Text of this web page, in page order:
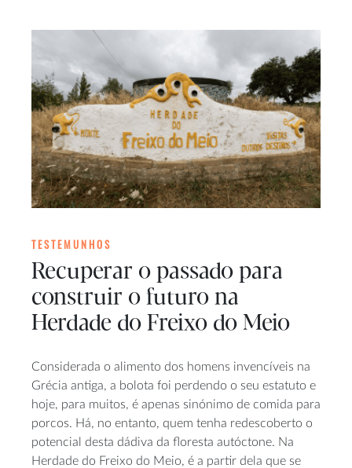
TESTEMUNHOS
Recuperar o passado para
construir o futuro na
Herdade do Freixo do Meio
Considerada o alimento dos homens invencíveis na
Grécia antiga, a bolota foi perdendo o seu estatuto e
hoje, para muitos, é apenas sinónimo de comida para
porcos. Há, no entanto, quem tenha redescoberto o
potencial desta dádiva da floresta autóctone. Na
Herdade do Freixo do Meio, é a partir dela que se